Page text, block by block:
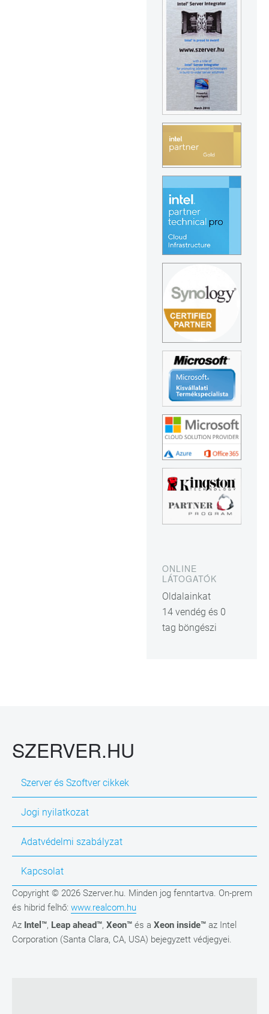
ONLINE
LÁTOGATÓK
Oldalainkat
14 vendég és 0
tag böngészi
SZERVER.HU
Szerver és Szoftver cikkek
Jogi nyilatkozat
Adatvédelmi szabályzat
Kapcsolat
Copyright © 2026 Szerver.hu. Minden jog fenntartva. On-prem
és hibrid felhő: www.realcom.hu
Az Intel™, Leap ahead™, Xeon™ és a Xeon inside™ az Intel
Corporation (Santa Clara, CA, USA) bejegyzett védjegyei.